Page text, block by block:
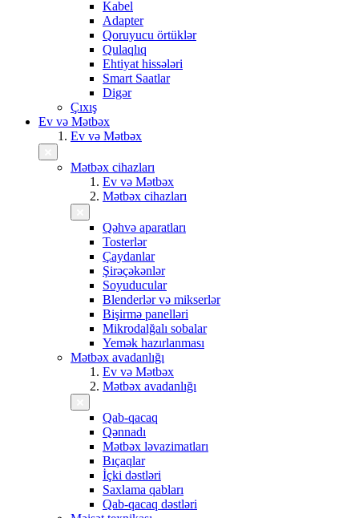
Kabel
Adapter
Qoruyucu örtüklər
Qulaqlıq
Ehtiyat hissələri
Smart Saatlar
Digər
Çıxış
Ev və Mətbəx
Ev və Mətbəx
Mətbəx cihazları
Ev və Mətbəx
Mətbəx cihazları
Qəhvə aparatları
Tosterlər
Çaydanlar
Şirəçəkənlər
Soyuducular
Blenderlər və mikserlər
Bişirmə panelləri
Mikrodalğalı sobalar
Yemək hazırlanması
Mətbəx avadanlığı
Ev və Mətbəx
Mətbəx avadanlığı
Qab-qacaq
Qənnadı
Mətbəx ləvazimatları
Bıçaqlar
İçki dəstləri
Saxlama qabları
Qab-qacaq dəstləri